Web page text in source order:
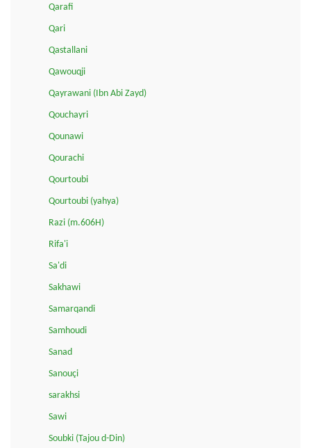
Qarafi
Qari
Qastallani
Qawouqji
Qayrawani (Ibn Abi Zayd)
Qouchayri
Qounawi
Qourachi
Qourtoubi
Qourtoubi (yahya)
Razi (m.606H)
Rifa'i
Sa'di
Sakhawi
Samarqandi
Samhoudi
Sanad
Sanouçi
sarakhsi
Sawi
Soubki (Tajou d-Din)